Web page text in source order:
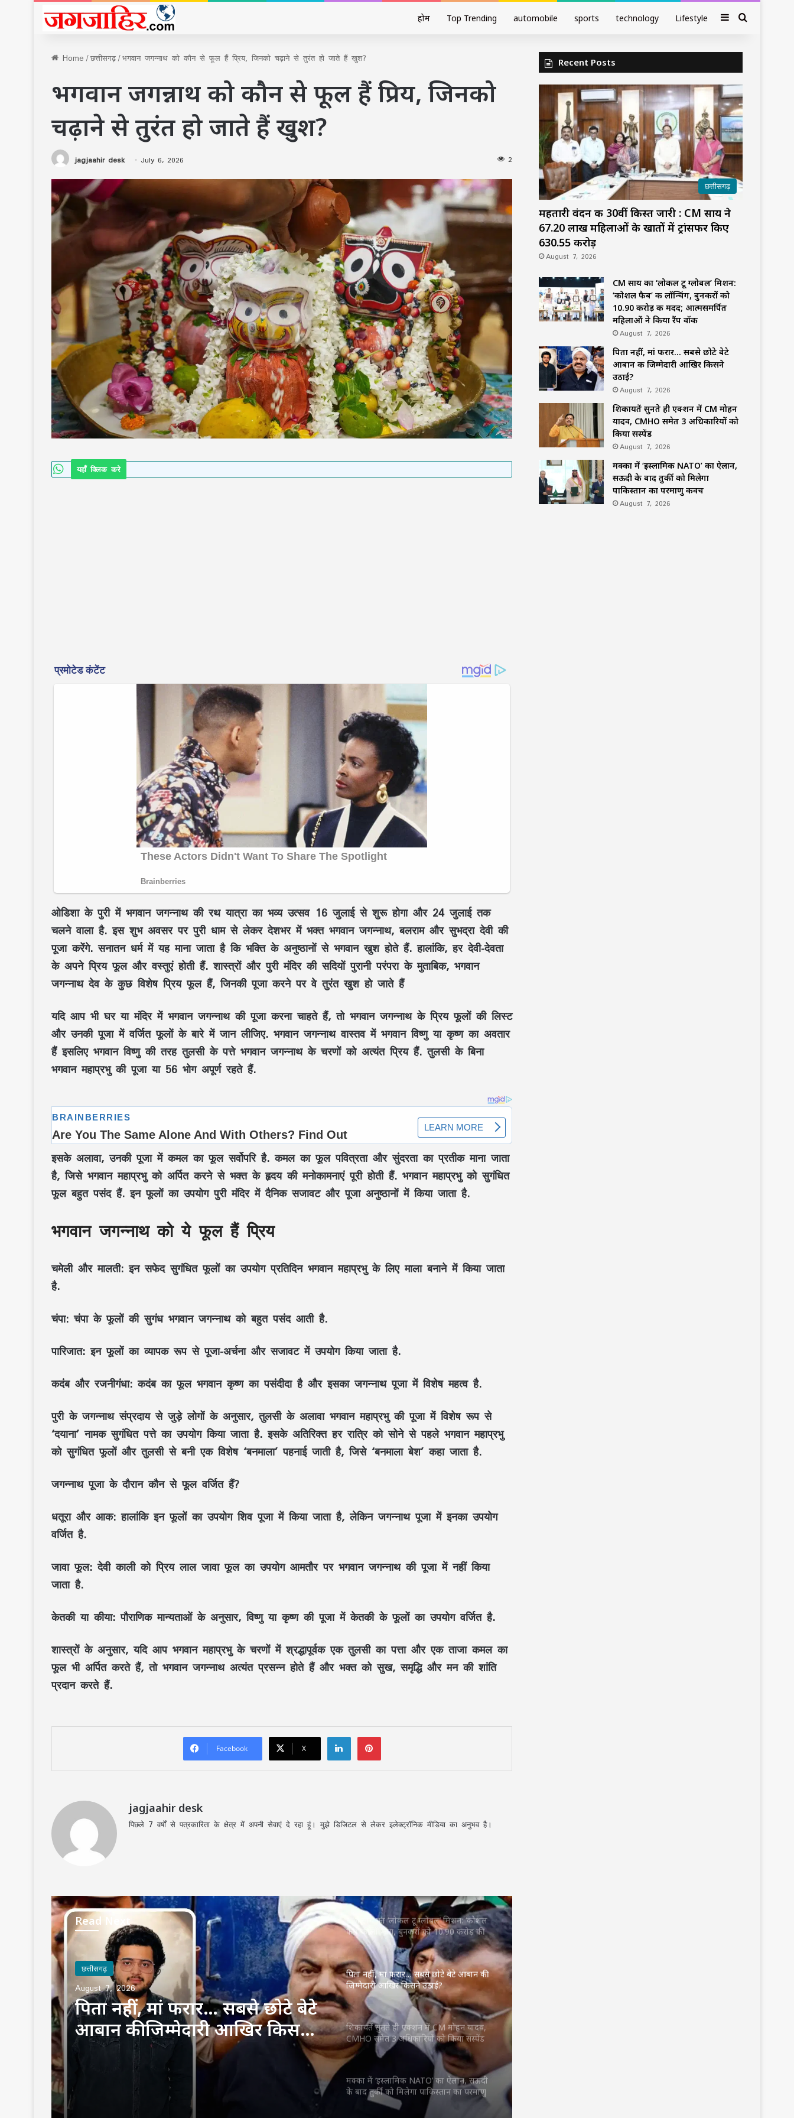
होम Top Trending automobile sports technology Lifestyle SidebarSearch
Home/छत्तीसगढ़/भगवान जगन्नाथ को कौन से फूल हैं प्रिय, जिनको चढ़ाने से तुरंत हो जाते हैं खुश?
भगवान जगन्नाथ को कौन से फूल हैं प्रिय, जिनको
चढ़ाने से तुरंत हो जाते हैं खुश?
jagjaahir desk July 6, 2026 2
यहाँ क्लिक करे
ओडिशा के पुरी में भगवान जगन्नाथ की रथ यात्रा का भव्य उत्सव 16 जुलाई से शुरू होगा और 24 जुलाई तक
चलने वाला है. इस शुभ अवसर पर पुरी धाम से लेकर देशभर में भक्त भगवान जगन्नाथ, बलराम और सुभद्रा देवी की
पूजा करेंगे. सनातन धर्म में यह माना जाता है कि भक्ति के अनुष्ठानों से भगवान खुश होते हैं. हालांकि, हर देवी-देवता
के अपने प्रिय फूल और वस्तुएं होती हैं. शास्त्रों और पुरी मंदिर की सदियों पुरानी परंपरा के मुताबिक, भगवान
जगन्नाथदेव के कुछ विशेष प्रिय फूल हैं, जिनकी पूजा करने पर वे तुरंत खुश हो जाते हैं
यदि आप भी घर या मंदिर में भगवान जगन्नाथ की पूजा करना चाहते हैं, तो भगवान जगन्नाथ के प्रिय फूलों की लिस्ट
और उनकी पूजा में वर्जित फूलों के बारे में जान लीजिए. भगवान जगन्नाथ वास्तव में भगवान विष्णु या कृष्ण का अवतार
हैं इसलिए भगवान विष्णु की तरह तुलसी के पत्ते भगवान जगन्नाथ के चरणों को अत्यंत प्रिय हैं. तुलसी के बिना
भगवान महाप्रभु की पूजा या 56 भोग अपूर्ण रहते हैं.
इसके अलावा, उनकी पूजा में कमल का फूल सर्वोपरि है. कमल का फूल पवित्रता और सुंदरता का प्रतीक माना जाता
है, जिसे भगवान महाप्रभु को अर्पित करने से भक्त के हृदय की मनोकामनाएं पूरी होती हैं. भगवान महाप्रभु को सुगंधित
फूल बहुत पसंद हैं. इन फूलों का उपयोग पुरी मंदिर में दैनिक सजावट और पूजा अनुष्ठानों में किया जाता है.
भगवान जगन्नाथ को ये फूल हैं प्रिय
चमेली और मालती: इन सफेद सुगंधित फूलों का उपयोग प्रतिदिन भगवान महाप्रभु के लिए माला बनाने में किया जाता
है.
चंपा: चंपा के फूलों की सुगंध भगवान जगन्नाथ को बहुत पसंद आती है.
पारिजात: इन फूलों का व्यापक रूप से पूजा-अर्चना और सजावट में उपयोग किया जाता है.
कदंब और रजनीगंधा: कदंब का फूल भगवान कृष्ण का पसंदीदा है और इसका जगन्नाथ पूजा में विशेष महत्व है.
पुरी के जगन्नाथ संप्रदाय से जुड़े लोगों के अनुसार, तुलसी के अलावा भगवान महाप्रभु की पूजा में विशेष रूप से
‘दयाना’ नामक सुगंधित पत्ते का उपयोग किया जाता है. इसके अतिरिक्त हर रात्रि को सोने से पहले भगवान महाप्रभु
को सुगंधित फूलों और तुलसी से बनी एक विशेष ‘बनमाला’ पहनाई जाती है, जिसे ‘बनमाला बेश’ कहा जाता है.
जगन्नाथ पूजा के दौरान कौन से फूल वर्जित हैं?
धतूरा और आक: हालांकि इन फूलों का उपयोग शिव पूजा में किया जाता है, लेकिन जगन्नाथ पूजा में इनका उपयोग
वर्जित है.
जावा फूल: देवी काली को प्रिय लाल जावा फूल का उपयोग आमतौर पर भगवान जगन्नाथ की पूजा में नहीं किया
जाता है.
केतकी या कीया: पौराणिक मान्यताओं के अनुसार, विष्णु या कृष्ण की पूजा में केतकी के फूलों का उपयोग वर्जित है.
शास्त्रों के अनुसार, यदि आप भगवान महाप्रभु के चरणों में श्रद्धापूर्वक एक तुलसी का पत्ता और एक ताजा कमल का
फूल भी अर्पित करते हैं, तो भगवान जगन्नाथ अत्यंत प्रसन्न होते हैं और भक्त को सुख, समृद्धि और मन की शांति
प्रदान करते हैं.
Facebook X
LinkedInPinterest
jagjaahir desk
पिछले 7 वर्षों से पत्रकारिता के क्षेत्र में अपनी सेवाएं दे रहा हूं। मुझे डिजिटल से लेकर इलेक्ट्रॉनिक मीडिया का अनुभव है।
Read Next
छत्तीसगढ़
August 7, 2026
पिता नहीं, मां फरार… सबसे छोटे बेटे
आबान की जिम्मेदारी आखिर किसने
उठाई?
67.20 लाख महिलाओं के खातों में ट्रांसफर किए
₹630.55 करोड़
CM साय का ‘लोकल टू ग्लोबल’ मिशन: ‘कोशल
फैब’ की लॉन्चिंग, बुनकरों को 10.90 करोड़ की
मदद; आत्मसमर्पित महिलाओं ने किया रैंप वॉक
शिकायतें सुनते ही एक्शन में CM मोहन यादव,
CMHO समेत 3 अधिकारियों को किया सस्पेंड
के बाद तुर्की को मिलेगा पाकिस्तान का परमाणु
CM साय का ‘लोकल टू ग्लोबल’ मिशन: ‘कोशल
फैब’ की लॉन्चिंग, बुनकरों को 10.90 करोड़ की
मदद; आत्मसमर्पित महिलाओं ने किया रैंप वॉक
पिता नहीं, मां फरार… सबसे छोटे बेटे आबान की
जिम्मेदारी आखिर किसने उठाई?
शिकायतें सुनते ही एक्शन में CM मोहन यादव,
CMHO समेत 3 अधिकारियों को किया सस्पेंड
मक्का में ‘इस्लामिक NATO’ का ऐलान, सऊदी
के बाद तुर्की को मिलेगा पाकिस्तान का परमाणु
Recent Posts
छत्तीसगढ़
महतारी वंदन की 30वीं किस्त जारी : CM साय ने
67.20 लाख महिलाओं के खातों में ट्रांसफर किए
₹630.55 करोड़
August 7, 2026
CM साय का ‘लोकल टू ग्लोबल’ मिशन:
‘कोशल फैब’ की लॉन्चिंग, बुनकरों को
10.90 करोड़ की मदद; आत्मसमर्पित
महिलाओं ने किया रैंप वॉक
August 7, 2026
पिता नहीं, मां फरार… सबसे छोटे बेटे
आबान की जिम्मेदारी आखिर किसने
उठाई?
August 7, 2026
शिकायतें सुनते ही एक्शन में CM मोहन
यादव, CMHO समेत 3 अधिकारियों को
किया सस्पेंड
August 7, 2026
मक्का में ‘इस्लामिक NATO’ का ऐलान,
सऊदी के बाद तुर्की को मिलेगा
पाकिस्तान का परमाणु कवच
August 7, 2026